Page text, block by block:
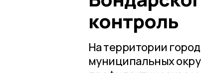
контроль
На территории
муниципальных